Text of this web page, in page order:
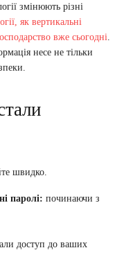
змінюють різні
як вертикальні
вже сьогодні
несе не тільки
швидко.
паролі: починаючи з
доступ до ваших